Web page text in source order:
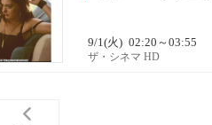
9/1(火) 02:20～03:55
ザ・シネマ HD